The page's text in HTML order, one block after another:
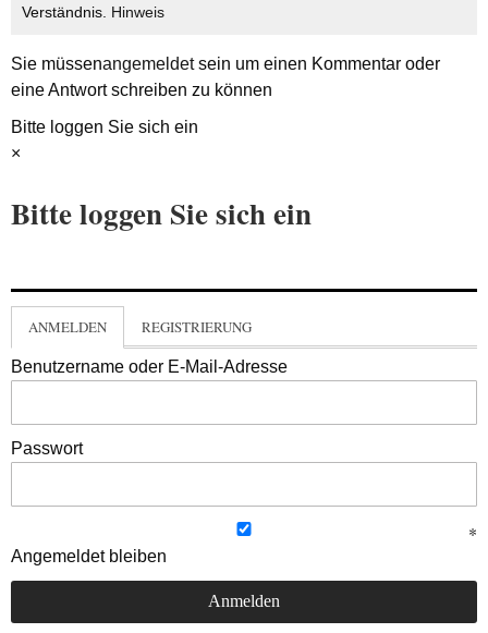
Verständnis. Hinweis
Sie müssenangemeldetsein um einen Kommentar oder
eine Antwort schreiben zu können
Bitte loggen Sie sich ein
×
Bitte loggen Sie sich ein
ANMELDEN REGISTRIERUNG
Benutzername oder E-Mail-Adresse
Passwort
Angemeldet bleiben